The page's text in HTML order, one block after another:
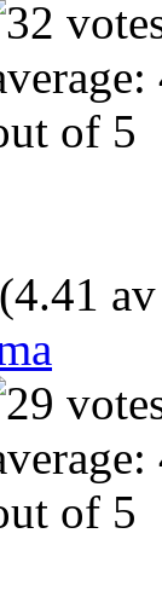
(4.41